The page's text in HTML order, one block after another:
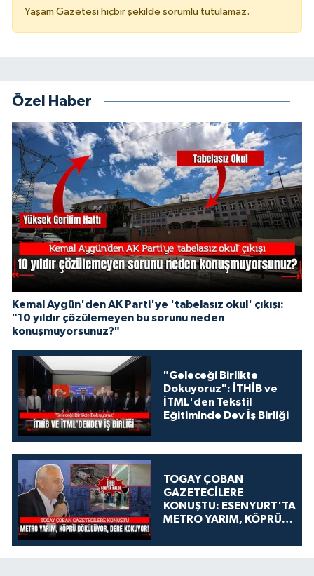
Yaşam Gazetesi hiçbir şekilde sorumlu tutulamaz.
Özel Haber
Kemal Aygün'den AK Parti'ye 'tabelasız okul' çıkışı:
"10 yıldır çözülemeyen bu sorunu neden
konuşmuyorsunuz?"
"Geleceği Birlikte
Dokuyoruz": İTHİB ve
İTML'den Tekstil
Eğitiminde Dev İş Birliği
TOGAY ÇOBAN
GAZETECİLERE
KONUŞTU: ESENYURT'TA
METRO YARIM, KÖPRÜ
KOKUYOR!